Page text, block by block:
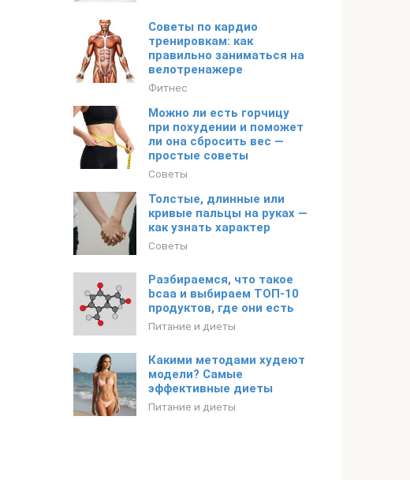
Советы по кардио
тренировкам: как
правильно заниматься на
велотренажере
Фитнес
Можно ли есть горчицу
при похудении и поможет
ли она сбросить вес —
простые советы
Советы
Толстые, длинные или
кривые пальцы на руках —
как узнать характер
Советы
Разбираемся, что такое
bcaa и выбираем ТОП-10
продуктов, где они есть
Питание и диеты
Какими методами худеют
модели? Самые
эффективные диеты
Питание и диеты